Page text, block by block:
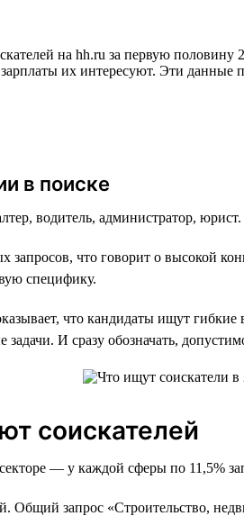
на hh.ru за первую
их интересуют. Эти данные
в поиске
водитель, администратор,
запросов, что говорит о высокой
специфику.
что кандидаты ищут
задачи. И сразу обозначать,
соискателей
— у каждой сферы по 11,5%
Общий запрос «Строительство,